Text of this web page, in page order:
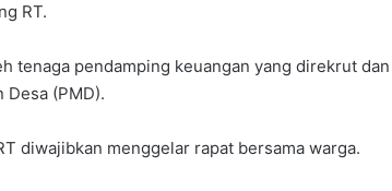
RT.
tenaga pendamping keuangan yang direkrut
Desa (PMD).
diwajibkan menggelar rapat bersama warga.